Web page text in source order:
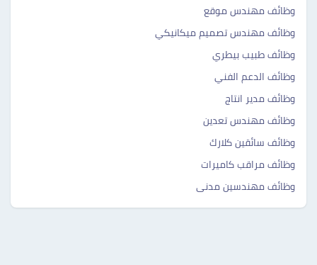
وظائف مهندس موقع
وظائف مهندس تصميم ميكانيكي
وظائف طبيب بيطري
وظائف الدعم الفني
وظائف مدير انتاج
وظائف مهندس تعدين
وظائف سائقين كلارك
وظائف مراقب كاميرات
وظائف مهندسين مدنى